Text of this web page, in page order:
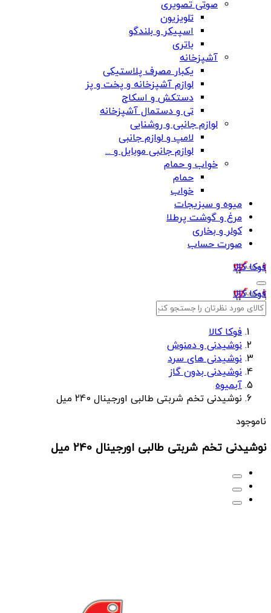
صوتی تصویری
تلویزیون
اسپیکر و بلندگو
باتری
آشپزخانه
یکبار مصرف پلاستیکی
لوازم آشپزخانه و پخت و پز
دستکش و اسکاج
تی و دستمال آشپزخانه
لوازم جانبی و روشنایی
لامپ و لوازم جانبی
لوازم جانبی موبایل و ...
خواب و حمام
حمام
خواب
میوه و سبزیجات
مرغ و گوشت پرطلا
کولر و بخاری
صورت حساب
فوکا کالا
فوکا کالا
فوکا کالا
نوشیدنی و دمنوش
نوشیدنی های سرد
نوشیدنی بدون گاز
آبمیوه
نوشیدنی تخم شربتی طالبی اورجینال 240 میل
ناموجود
نوشیدنی تخم شربتی طالبی اورجینال 240 میل